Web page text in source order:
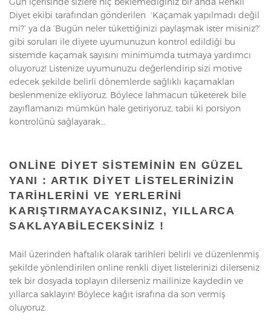
Diyet ekibi tarafından gönderilen ‘Kaçamak yapılmadı değil
mi?’ ya da ‘Bugün neler tükettiğinizi paylaşmak ister misiniz?’
gibi soruları ile diyete uyumunuzun kontrol edildiği bu
sistemde kaçamak sayısını minimumda tutmaya yardımcı
oluyoruz! Listenize uyumunuzu değerlendirip sizi motive
edecek şekilde belirli dönemlerde sağlıklı kaçamakları
beslenmenize ekliyoruz. Böylece lahmacun tüketerek bile
zayıflamanızı mümkün hale getiriyoruz, tabii ki porsiyon
kontrolünü sağlayarak…
ONLINE DIYET SISTEMININ EN GÜZEL
YANI : ARTIK DIYET LISTELERINIZIN
TARIHLERINI VE YERLERINI
KARIŞTIRMAYACAKSINIZ, YILLARCA
SAKLAYABILECEKSINIZ !
Mail üzerinden haftalık olarak tarihleri belirli ve düzenlenmiş
şekilde yönlendirilen online renkli diyet listelerinizi dilerseniz
tek bir dosyada toplayın dilerseniz mailinize kaydedin ve
yıllarca saklayın! Böylece kağıt israfına da son vermiş
oluyoruz.